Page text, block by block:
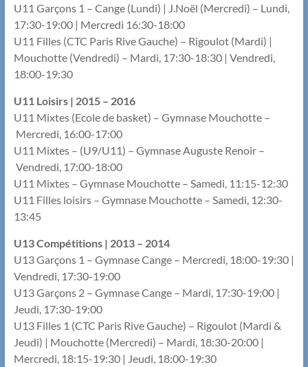
U11 Garçons 1 – Cange (Lundi) | J.Noël (Mercredi) – Lundi,
17:30-19:00 | Mercredi 16:30-18:00
U11 Filles (CTC Paris Rive Gauche) – Rigoulot (Mardi) |
Mouchotte (Vendredi) – Mardi, 17:30-18:30 | Vendredi,
18:00-19:30
U11 Loisirs | 2015 – 2016
U11 Mixtes (Ecole de basket) – Gymnase Mouchotte –
Mercredi, 16:00-17:00
U11 Mixtes – (U9/U11) – Gymnase Auguste Renoir –
Vendredi, 17:00-18:00
U11 Mixtes – Gymnase Mouchotte – Samedi, 11:15-12:30
U11 Filles loisirs – Gymnase Mouchotte – Samedi, 12:30-
13:45
U13 Compétitions | 2013 – 2014
U13 Garçons 1 – Gymnase Cange – Mercredi, 18:00-19:30 |
Vendredi, 17:30-19:00
U13 Garçons 2 – Gymnase Cange – Mardi, 17:30-19:00 |
Jeudi, 17:30-19:00
U13 Filles 1 (CTC Paris Rive Gauche) – Rigoulot (Mardi &
Jeudi) | Mouchotte (Mercredi) – Mardi, 18:30-20:00 |
Mercredi, 18:15-19:30 | Jeudi, 18:00-19:30